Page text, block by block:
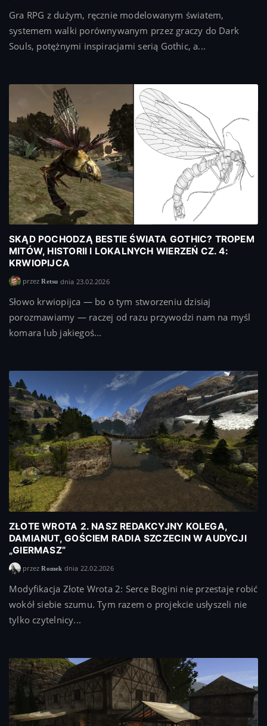
Gra RPG z dużym, ręcznie modelowanym światem,
systemem walki porównywanym przez graczy do Dark
Souls, potężnymi inspiracjami serią Gothic, a...
SKĄD POCHODZĄ BESTIE ŚWIATA GOTHIC? TROPEM
MITÓW, HISTORII I LOKALNYCH WIERZEŃ CZ. 4:
KRWIOPIJCA
przezRetsu dnia 23.02.2026
Słowo krwiopijca — bo o tym stworzeniu dzisiaj
porozmawiamy — raczej od razu przywodzi nam na myśl
komara lub jakiegoś...
ZŁOTE WROTA 2. NASZ REDAKCYJNY KOLEGA,
DAMIANUT, GOŚCIEM RADIA SZCZECIN W AUDYCJI
„GIERMASZ”
przezRomek dnia 22.02.2026
Modyfikacja Złote Wrota 2: Serce Bogini nie przestaje robić
wokół siebie szumu. Tym razem o projekcie usłyszeli nie
tylko czytelnicy...